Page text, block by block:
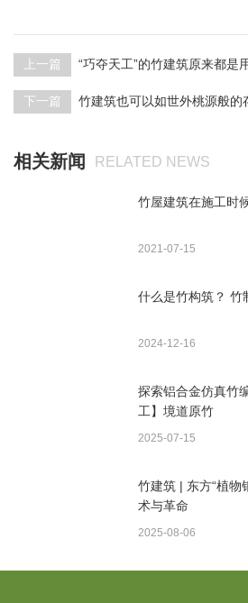
上一篇
下一篇
相关新闻 RELATED NEWS
竹屋建筑在施工时
2021-07-15
什么是竹构筑？ 竹
2024-12-16
探索铝合金仿真竹
工】境道原竹
2025-07-15
竹建筑 | 东方“植物
术与革命
2025-08-06